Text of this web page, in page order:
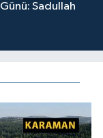
Sadullah